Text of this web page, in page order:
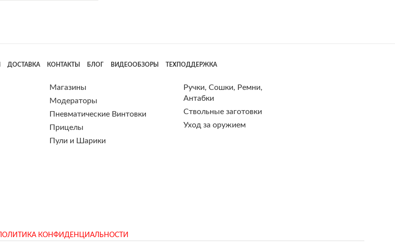
ДОСТАВКА КОНТАКТЫ БЛОГ ВИДЕООБЗОРЫ ТЕХПОДДЕРЖКА
Магазины
Модераторы
Пневматические Винтовки
Прицелы
Пули и Шарики
Ручки, Сошки, Ремни,
Антабки
Ствольные заготовки
Уход за оружием
ПОЛИТИКА КОНФИДЕНЦИАЛЬНОСТИ